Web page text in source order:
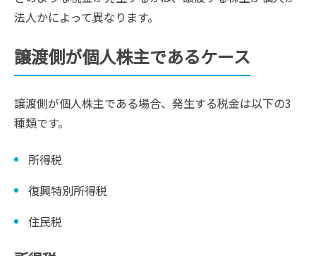
法人かによって異なります。
譲渡側が個人株主であるケース
譲渡側が個人株主である場合、発生する税金は以下の3
種類です。
所得税
復興特別所得税
住民税